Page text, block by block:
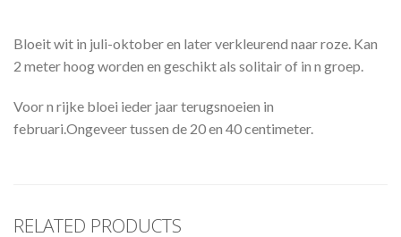
Bloeit wit in juli-oktober en later verkleurend naar roze. Kan
2 meter hoog worden en geschikt als solitair of in n groep.
Voor n rijke bloei ieder jaar terugsnoeien in
februari.Ongeveer tussen de 20 en 40 centimeter.
RELATED PRODUCTS